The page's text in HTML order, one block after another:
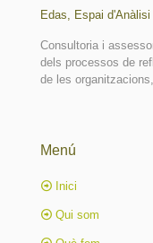
Edas, Espai d'Anàlisi
Consultoria i
dels processos de
de les
Menú
Inici
Qui som